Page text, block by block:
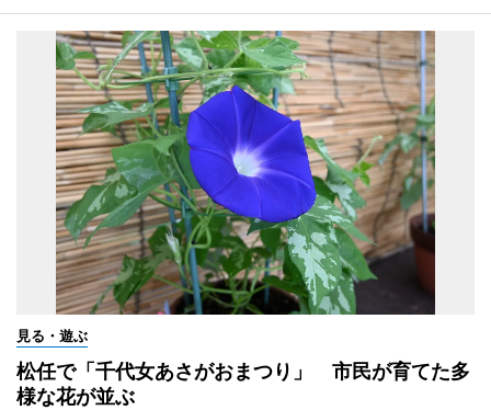
見る・遊ぶ
松任で「千代女あさがおまつり」 市民が育てた多
様な花が並ぶ